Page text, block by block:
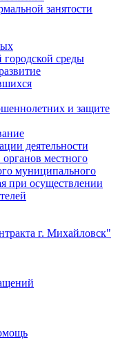
занятости
среды
и защите
деятельности
местного
муниципального
при осуществлении
г. Михайловск"